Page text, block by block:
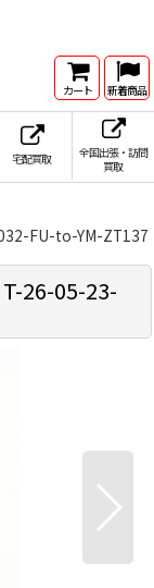
カート 新着商品
宅配買取
全国出張・訪問
買取
FU-to-YM-ZT137
26-05-23-